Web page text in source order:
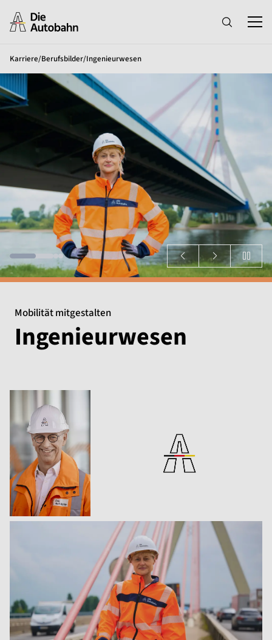
Karriere/Berufsbilder/Ingenieurwesen
Mobilität mitgestalten
Ingenieurwesen